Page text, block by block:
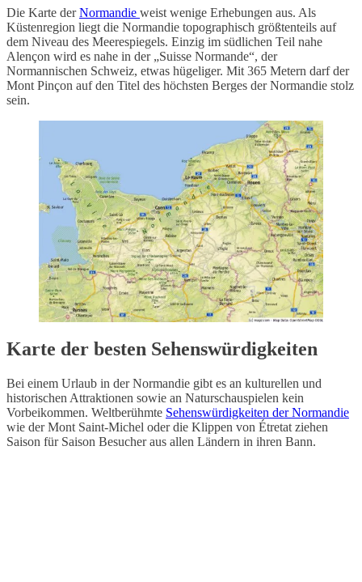
Die Karte derNormandie weist wenige Erhebungen aus. Als
Küstenregion liegt die Normandie topographisch größtenteils auf
dem Niveau des Meerespiegels. Einzig im südlichen Teil nahe
Alençon wird es nahe in der „Suisse Normande“, der
Normannischen Schweiz, etwas hügeliger. Mit 365 Metern darf der
Mont Pinçon auf den Titel des höchsten Berges der Normandie stolz
sein.
Karte der besten Sehenswürdigkeiten
Bei einem Urlaub in der Normandie gibt es an kulturellen und
historischen Attraktionen sowie an Naturschauspielen kein
Vorbeikommen. Weltberühmte Sehenswürdigkeiten der Normandie
wie der Mont Saint-Michel oder die Klippen von Étretat ziehen
Saison für Saison Besucher aus allen Ländern in ihren Bann.